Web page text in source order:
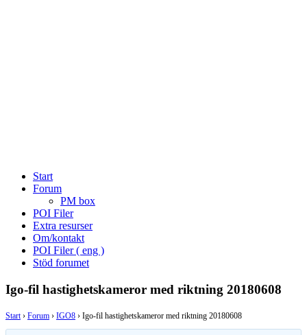
Start
Forum
PM box
POI Filer
Extra resurser
Om/kontakt
POI Filer ( eng )
Stöd forumet
Igo-fil hastighetskameror med riktning 20180608
Start › Forum › IGO8 › Igo-fil hastighetskameror med riktning 20180608